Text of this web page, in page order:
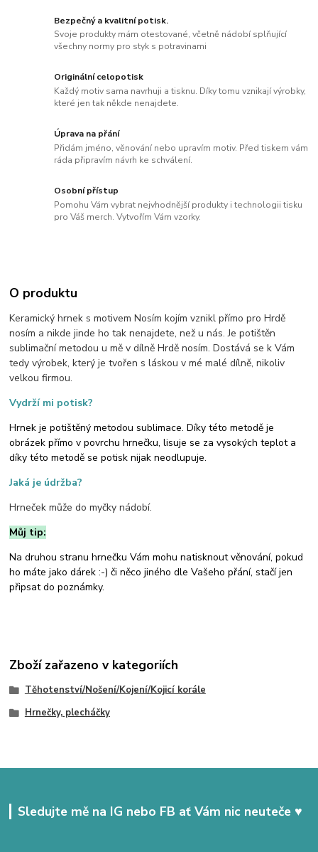
Bezpečný a kvalitní potisk.
Svoje produkty mám otestované, včetně nádobí splňující
všechny normy pro styk s potravinami
Originální celopotisk
Každý motiv sama navrhuji a tisknu. Díky tomu vznikají výrobky,
které jen tak někde nenajdete.
Úprava na přání
Přidám jméno, věnování nebo upravím motiv. Před tiskem vám
ráda připravím návrh ke schválení.
Osobní přístup
Pomohu Vám vybrat nejvhodnější produkty i technologii tisku
pro Váš merch. Vytvořím Vám vzorky.
O produktu
Keramický hrnek s motivem Nosím kojím vznikl přímo pro Hrdě
nosím a nikde jinde ho tak nenajdete, než u nás. Je potištěn
sublimační metodou u mě v dílně Hrdě nosím. Dostává se k Vám
tedy výrobek, který je tvořen s láskou v mé malé dílně, nikoliv
velkou firmou.
Vydrží mi potisk?
Hrnek je potištěný metodou sublimace. Díky této metodě je
obrázek přímo v povrchu hrnečku, lisuje se za vysokých teplot a
díky této metodě se potisk nijak neodlupuje.
Jaká je údržba?
Hrneček může do myčky nádobí.
Můj tip:
Na druhou stranu hrnečku Vám mohu natisknout věnování, pokud
ho máte jako dárek :-) či něco jiného dle Vašeho přání, stačí jen
připsat do poznámky.
Zboží zařazeno v kategoriích
Těhotenství/Nošení/Kojení/Kojicí korále
Hrnečky, plecháčky
Sledujte mě na IG nebo FB ať Vám nic neuteče ♥